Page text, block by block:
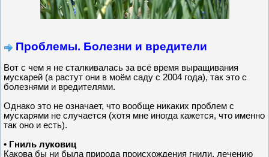
Проблемы. Болезни и вредители
Вот с чем я не сталкивалась за всё время выращивания
мускарей (а растут они в моём саду с 2004 года), так это с
болезнями и вредителями.
Однако это не означает, что вообще никаких проблем с
мускарями не случается (хотя мне иногда кажется, что именно
так оно и есть).
• Гниль луковиц
Какова бы ни была природа происхождения гнили, лечению